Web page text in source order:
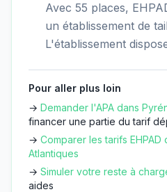
Avec 55 places,
un établissement de
L'établissement
Pour aller plus loin
→ Demander l'APA dans
financer une partie du tarif
→ Comparer les tarifs EHPAD
Atlantiques
→ Simuler votre reste à
aides